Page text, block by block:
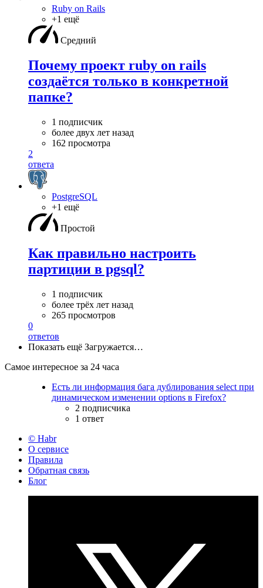
Ruby on Rails
+1 ещё
Средний
Почему проект ruby on rails
создаётся только в конкретной
папке?
1 подписчик
более двух лет назад
162 просмотра
2
ответа
PostgreSQL
+1 ещё
Простой
Как правильно настроить
партиции в pgsql?
1 подписчик
более трёх лет назад
265 просмотров
0
ответов
Показать ещё Загружается…
Самое интересное за 24 часа
Есть ли информация бага дублирования select при
динамическом изменении options в Firefox?
2 подписчика
1 ответ
© Habr
О сервисе
Правила
Обратная связь
Блог